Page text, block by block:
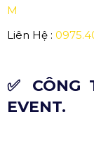
M
Liên Hệ :
✅ CÔNG
EVENT.